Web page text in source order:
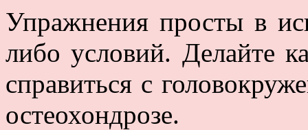
Упражнения просты в
либо условий. Делайте
справиться с
остеохондрозе.